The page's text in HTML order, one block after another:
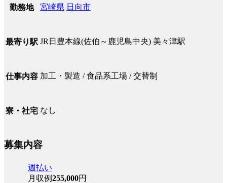
勤務地 宮崎県 日向市
最寄り駅 JR日豊本線(佐伯～鹿児島中央) 美々津駅
仕事内容 加工・製造 / 食品系工場 / 交替制
寮・社宅 なし
募集内容
週払い
月収例255,000円